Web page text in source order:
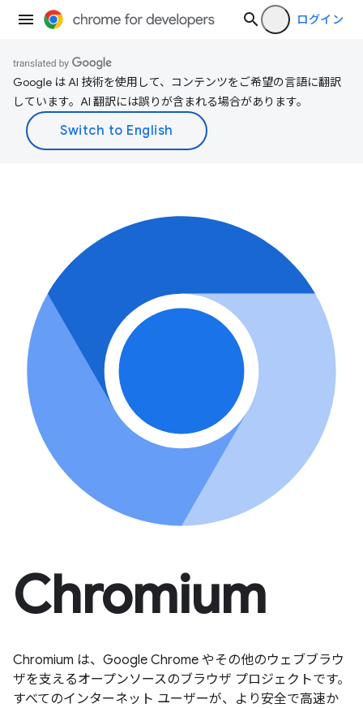
ログイン
Google は AI 技術を使用して、コンテンツをご希望の言語に翻訳
しています。AI 翻訳には誤りが含まれる場合があります。
Chromium
Chromium は、Google Chrome やその他のウェブブラウ
ザを支えるオープンソースのブラウザ プロジェクトです。
すべてのインターネット ユーザーが、より安全で高速か